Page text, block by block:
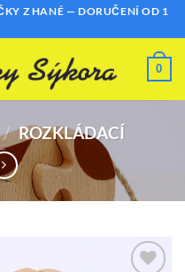
Z HANÉ — DORUČENÍ OD 1
0
/ ROZKLÁDACÍ